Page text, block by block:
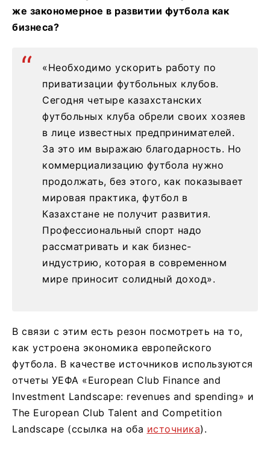
же закономерное в развитии футбола как
бизнеса?
«Необходимо ускорить работу по
приватизации футбольных клубов.
Сегодня четыре казахстанских
футбольных клуба обрели своих хозяев
в лице известных предпринимателей.
За это им выражаю благодарность. Но
коммерциализацию футбола нужно
продолжать, без этого, как показывает
мировая практика, футбол в
Казахстане не получит развития.
Профессиональный спорт надо
рассматривать и как бизнес-
индустрию, которая в современном
мире приносит солидный доход».
В связи с этим есть резон посмотреть на то,
как устроена экономика европейского
футбола. В качестве источников используются
отчеты УЕФА «European Club Finance and
Investment Landscape: revenues and spending» и
The European Club Talent and Competition
Landscape (ссылка на оба источника).